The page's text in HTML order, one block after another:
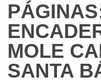
MOLE
SANTA